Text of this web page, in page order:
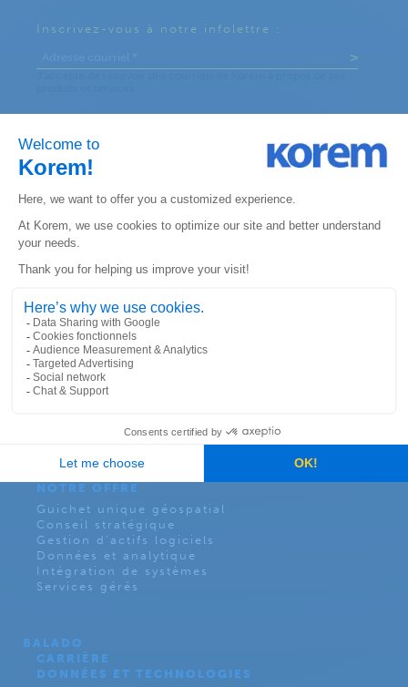
Inscrivez-vous à notre infolettre :
330, St-Vallier Est
Suite 240, Québec, QC
G1K 9C5
KOREM USA
6312 S. Fiddler’s Green Circle
Colorado 80111
CONTACT
NOTRE OFFRE
Guichet unique géospatial
Conseil stratégique
Gestion d’actifs logiciels
Données et analytique
Intégration de systèmes
Services gérés
BALADO
CARRIÈRE
DONNÉES ET TECHNOLOGIES